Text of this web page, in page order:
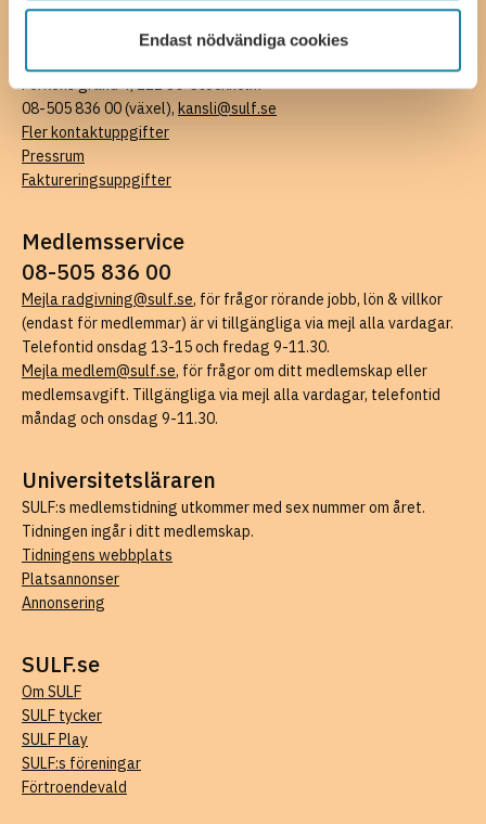
Endast nödvändiga cookies
Kontakta oss
Ferkens gränd 4, 111 30 Stockholm
08-505 836 00 (växel), kansli@sulf.se
Fler kontaktuppgifter
Pressrum
Faktureringsuppgifter
Medlemsservice
08-505 836 00
Mejla radgivning@sulf.se, för frågor rörande jobb, lön & villkor
(endast för medlemmar) är vi tillgängliga via mejl alla vardagar.
Telefontid onsdag 13-15 och fredag 9-11.30.
Mejla medlem@sulf.se, för frågor om ditt medlemskap eller
medlemsavgift. Tillgängliga via mejl alla vardagar, telefontid
måndag och onsdag 9-11.30.
Universitetsläraren
SULF:s medlemstidning utkommer med sex nummer om året.
Tidningen ingår i ditt medlemskap.
Tidningens webbplats
Platsannonser
Annonsering
SULF.se
Om SULF
SULF tycker
SULF Play
SULF:s föreningar
Förtroendevald